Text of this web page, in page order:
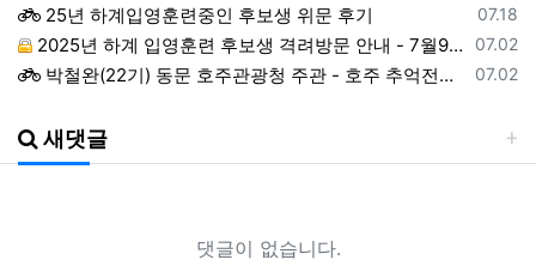
등록일
07.18
25년 하계입영훈련중인 후보생 위문 후기
등록일
07.02
2025년 하계 입영훈련 후보생 격려방문 안내 - 7월9일(수)
등록일
07.02
박철완(22기) 동문 호주관광청 주관 - 호주 추억전에 한국화 최초 초청 전시회
등록일
05.02
ROTC 육성 및 지원 특별법 공청회
등록일
01.22
예능프로그램 ‘강철부대’ 여군편인 ‘강철부대W’에 ROTC 동문 4인이 출연
ROTC명문가를 찾습니다.
새댓글
댓글이 없습니다.